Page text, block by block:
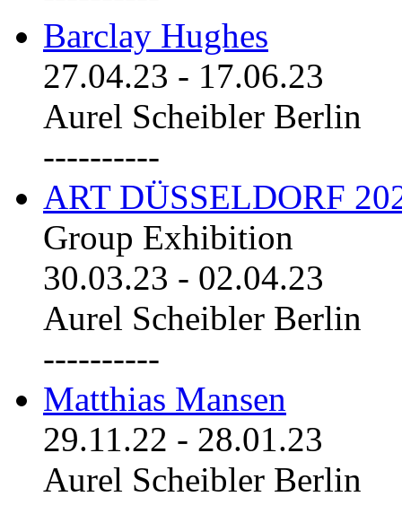
Barclay Hughes
27.04.23 - 17.06.23
Aurel Scheibler Berlin
----------
ART DÜSSELDORF
Group Exhibition
30.03.23 - 02.04.23
Aurel Scheibler Berlin
----------
Matthias Mansen
29.11.22 - 28.01.23
Aurel Scheibler Berlin